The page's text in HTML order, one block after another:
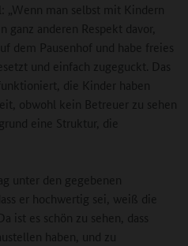
„Wenn man selbst mit Kindern
anderen Respekt davor,
dem Pausenhof und habe freies
und einfach zugeguckt. Das
die Kinder haben
obwohl kein Betreuer zu sehen
eine Struktur, die
unter den gegebenen
er hochwertig sei, weiß die
ist es schön zu sehen, dass
haben, und zu